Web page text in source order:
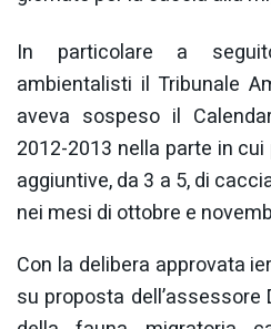
In particolare a
ambientalisti il Tribunale
aveva sospeso il
2012-2013 nella parte in
aggiuntive, da 3 a 5, di
nei mesi di ottobre e
Con la delibera approvata
su proposta dell’assessore